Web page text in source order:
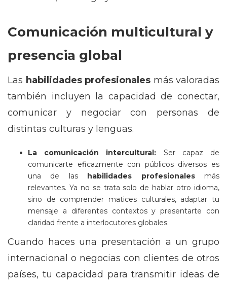
Comunicación multicultural y
presencia global
Las habilidades profesionales más valoradas
también incluyen la capacidad de conectar,
comunicar y negociar con personas de
distintas culturas y lenguas.
La comunicación intercultural: Ser capaz de
comunicarte eficazmente con públicos diversos es
una de las habilidades profesionalesmás
relevantes. Ya no se trata solo de hablar otro idioma,
sino de comprender matices culturales, adaptar tu
mensaje a diferentes contextos y presentarte con
claridad frente a interlocutores globales.
Cuando haces una presentación a un grupo
internacional o negocias con clientes de otros
países, tu capacidad para transmitir ideas de